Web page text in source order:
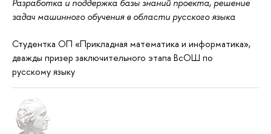
Разработка и поддержка базы знаний проекта, решение
задач машинного обучения в области русского языка
Студентка ОП «Прикладная математика и информатика»,
дважды призер заключительного этапа ВсОШ по
русскому языку